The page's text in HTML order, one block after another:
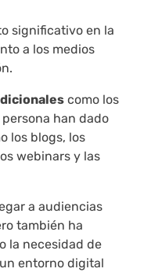
significativo en la
a los medios
como los
han dado
los blogs, los
webinars y las
a audiencias
también ha
la necesidad de
entorno digital